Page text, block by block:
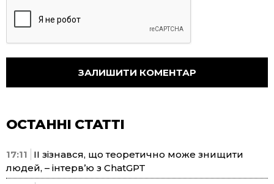
ОСТАННІ СТАТТІ
17:11
ІІ зізнався, що теоретично може знищити
людей, – інтерв’ю з ChatGPT